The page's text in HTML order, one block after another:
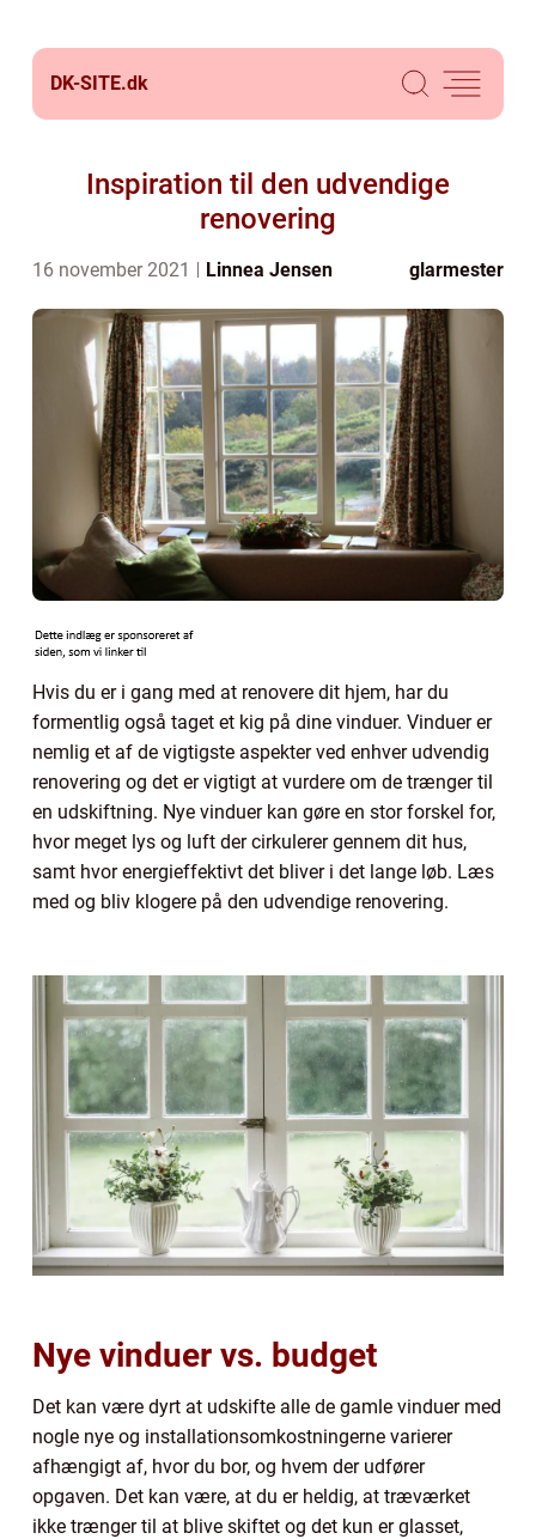
DK-SITE.dk
Inspiration til den udvendige
renovering
16 november 2021 Linnea Jensen glarmester
Hvis du er i gang med at renovere dit hjem, har du
formentlig også taget et kig på dine vinduer. Vinduer er
nemlig et af de vigtigste aspekter ved enhver udvendig
renovering og det er vigtigt at vurdere om de trænger til
en udskiftning. Nye vinduer kan gøre en stor forskel for,
hvor meget lys og luft der cirkulerer gennem dit hus,
samt hvor energieffektivt det bliver i det lange løb. Læs
med og bliv klogere på den udvendige renovering.
Nye vinduer vs. budget
Det kan være dyrt at udskifte alle de gamle vinduer med
nogle nye og installationsomkostningerne varierer
afhængigt af, hvor du bor, og hvem der udfører
opgaven. Det kan være, at du er heldig, at træværket
ikke trænger til at blive skiftet og det kun er glasset,